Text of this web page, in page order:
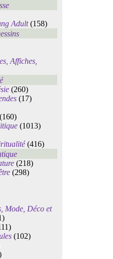
Adult(158)
Affiches,
(260)
(17)
(160)
(1013)
(416)
(218)
(298)
Mode, Déco et
(102)